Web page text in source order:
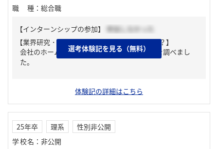
職種 ： 総合職
【インターンシップの参加】
参加しなかった
【業界研究・企業研究はどんな風にしましたか？】
会社のホームページから事業内容や経営理念を調べまし
た。
選考体験記を見る（無料）
体験記の詳細はこちら
25年卒 理系
性別非公開
学校名 ： 非公開